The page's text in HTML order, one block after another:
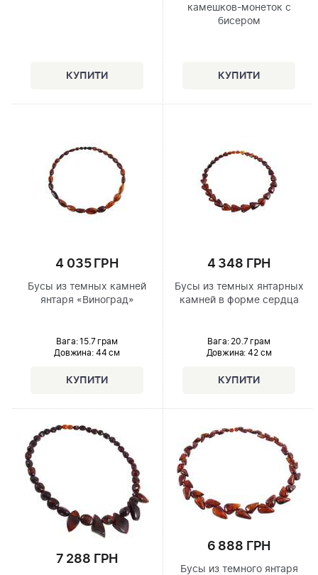
камешков-монеток с
бисером
4 035 ГРН
Бусы из темных камней
янтаря «Виноград»
Вага: 15.7 грам
Довжина:44 см
4 348 ГРН
Бусы из темных янтарных
камней в форме сердца
Вага: 20.7 грам
Довжина: 42 см
7 288 ГРН
6 888 ГРН
Бусы из темного янтаря